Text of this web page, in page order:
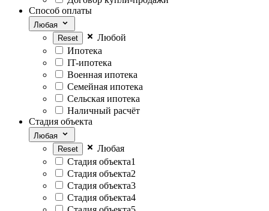
Способ оплаты
Любая
Любой
Ипотека
IT-ипотека
Военная ипотека
Семейная ипотека
Сельская ипотека
Наличный расчёт
Стадия объекта
Любая
Любая
Стадия объекта1
Стадия объекта2
Стадия объекта3
Стадия объекта4